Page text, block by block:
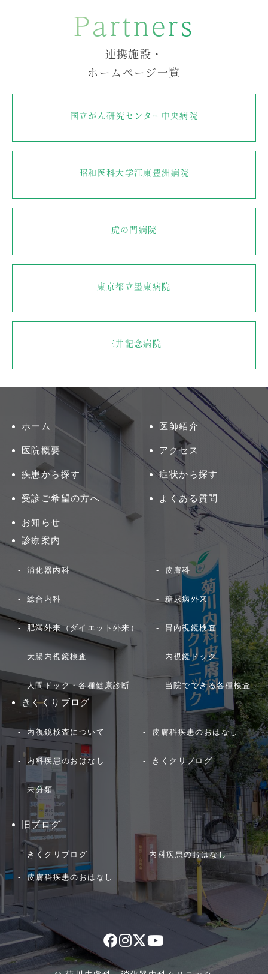
Partners
連携施設・
ホームページ一覧
国立がん研究センター中央病院
昭和医科大学江東豊洲病院
虎の門病院
東京都立墨東病院
三井記念病院
ホーム 医師紹介
医院概要 アクセス
疾患から探す 症状から探す
受診ご希望の方へ よくある質問
お知らせ
診療案内
消化器内科 皮膚科
総合内科 糖尿病外来
肥満外来（ダイエット外来） 胃内視鏡検査
大腸内視鏡検査 内視鏡ドック
人間ドック・各種健康診断 当院でできる各種検査
きくくりブログ
内視鏡検査について 皮膚科疾患のおはなし
内科疾患のおはなし きくクリブログ
未分類
旧ブログ
きくクリブログ 内科疾患のおはなし
皮膚科疾患のおはなし